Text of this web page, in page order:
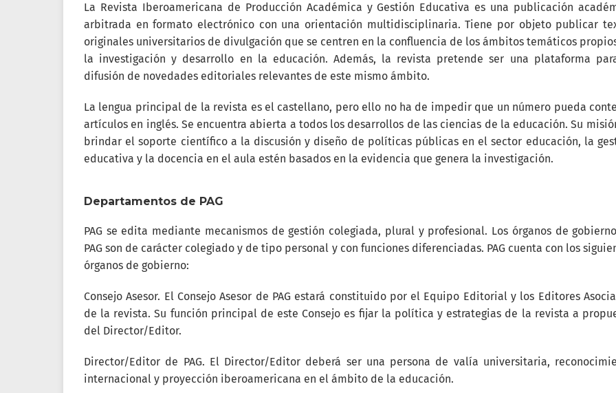
La Revista Iberoamericana de Producción Académica y Gestión Educativa es una publicación
arbitrada en formato electrónico con una orientación multidisciplinaria. Tiene por objeto publicar
originales universitarios de divulgación que se centren en la confluencia de los ámbitos temáticos
la investigación y desarrollo en la educación. Además, la revista pretende ser una plataforma
difusión de novedades editoriales relevantes de este mismo ámbito.
La lengua principal de la revista es el castellano, pero ello no ha de impedir que un número pueda
artículos en inglés. Se encuentra abierta a todos los desarrollos de las ciencias de la educación. Su
brindar el soporte científico a la discusión y diseño de políticas públicas en el sector educación, la
educativa y la docencia en el aula estén basados en la evidencia que genera la investigación.
Departamentos de PAG
PAG se edita mediante mecanismos de gestión colegiada, plural y profesional. Los órganos de
PAG son de carácter colegiado y de tipo personal y con funciones diferenciadas. PAG cuenta con los
órganos de gobierno:
Consejo Asesor. El Consejo Asesor de PAG estará constituido por el Equipo Editorial y los Editores
de la revista. Su función principal de este Consejo es fijar la política y estrategias de la revista a
del Director/Editor.
Director/Editor de PAG. El Director/Editor deberá ser una persona de valía universitaria,
internacional y proyección iberoamericana en el ámbito de la educación.